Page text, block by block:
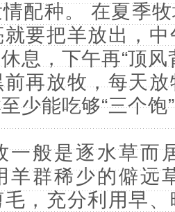
配种。 在夏季
要把羊放出，
息，下午再“顶
再放牧，每天
少能吃够“三个
是逐水草而居
羊群稀少的僻远
，充分利用早